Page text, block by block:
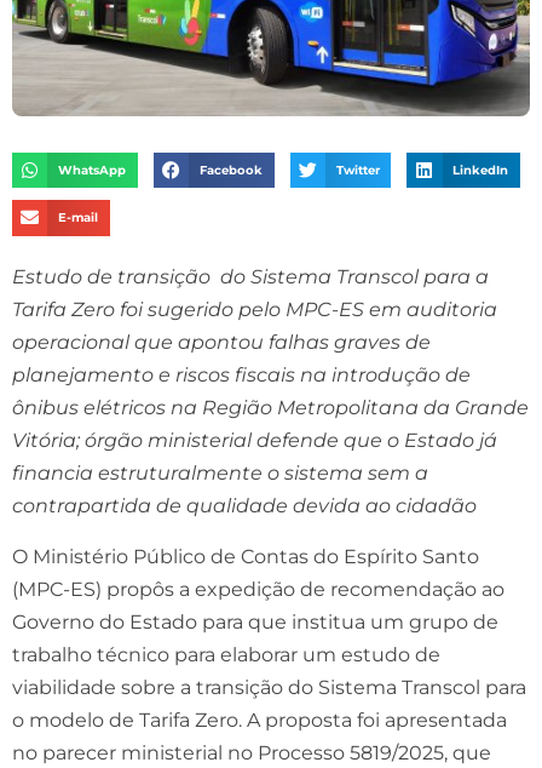
WhatsApp Facebook Twitter LinkedIn
E-mail
Estudo de transição do Sistema Transcol para a
Tarifa Zero foi sugerido pelo MPC-ES em auditoria
operacional que apontou falhas graves de
planejamento e riscos fiscais na introdução de
ônibus elétricos na Região Metropolitana da Grande
Vitória; órgão ministerial defende que o Estado já
financia estruturalmente o sistema sem a
contrapartida de qualidade devida ao cidadão
O Ministério Público de Contas do Espírito Santo
(MPC-ES) propôs a expedição de recomendação ao
Governo do Estado para que institua um grupo de
trabalho técnico para elaborar um estudo de
viabilidade sobre a transição do Sistema Transcol para
o modelo de Tarifa Zero. A proposta foi apresentada
no parecer ministerial no Processo 5819/2025, que